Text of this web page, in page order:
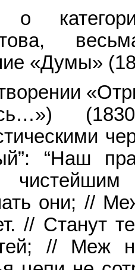
о
«Думы»
“Наш
они; //
// Станут
// Меж